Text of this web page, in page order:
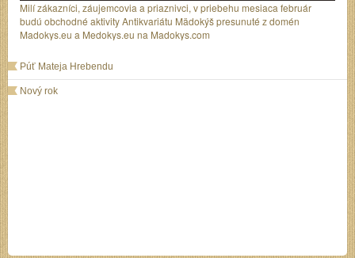
Milí zákazníci, záujemcovia a priaznivci, v priebehu mesiaca február
budú obchodné aktivity Antikvariátu Mädokýš presunuté z domén
Madokys.eu a Medokys.eu na Madokys.com
Púť Mateja Hrebendu
Nový rok